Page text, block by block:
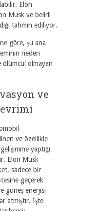
Elon
Musk ve belirli
tahmin ediliyor.
göre, şu ana
neden
olmayan
ve
ve özellikle
yaptığı
Elon Musk
sadece bir
geçerek
güneş enerjisi
atmıştır. İşte